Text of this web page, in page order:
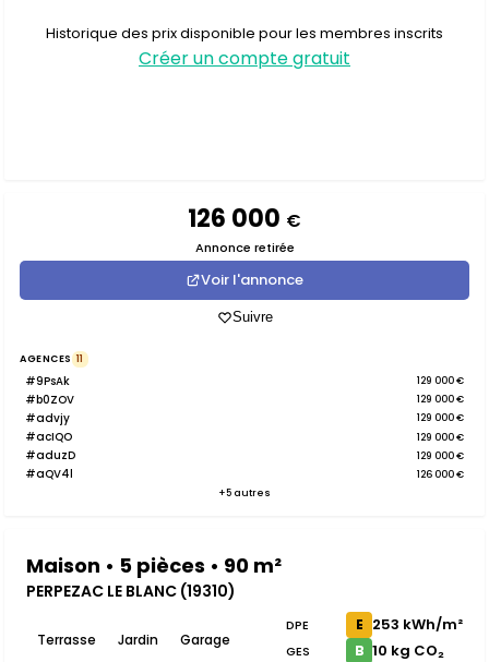
Historique des prix disponible pour les membres inscrits
Créer un compte gratuit
126 000 €
Annonce retirée
Voir l'annonce
Suivre
AGENCES 11
#9PsAk 129 000 €
#b0ZOV 129 000 €
#advjy 129 000 €
#acIQO 129 000 €
#aduzD 129 000 €
#aQV4l
126 000 €
+5 autres
Maison • 5 pièces • 90 m²
PERPEZAC LE BLANC (19310)
Terrasse Jardin Garage
DPE E 253 kWh/m²
GES B 10 kg CO₂